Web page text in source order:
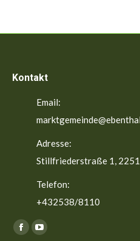
Kontakt
Email:
Adresse:
Stillfriederstraße 1,
Telefon:
+432538/8110
Finden Sie uns auf:
FacebookYouTube